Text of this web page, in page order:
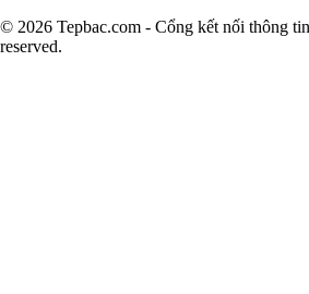
© 2026 Tepbac.com - Cổng kết nối thông
reserved.